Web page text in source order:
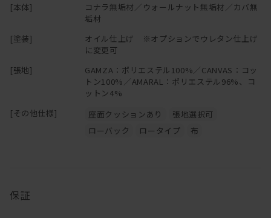
コナラ・カバ・ウォールナットなどの無垢材を贅沢に使用。
後ろ姿にも自信アリ
幅を広く取った背もたれは存在感があり、背面も見せたくなる佇ま
直線的なフレーム構造に対して、角はなだらかに整え、
手触りも見た目にも柔らかさをプラス。
後ろから見ても、横から見てもすっきりとしていて美しいソファで
[本体]
コナラ無垢材／ウォールナット無垢材／カバ無
垢材
[塗装]
オイル仕上げ ※オプションでウレタン仕上げ
に変更可
[張地]
GAMZA：ポリエステル100%／CANVAS：コッ
トン100%／AMARAL：ポリエステル96%、コ
ットン4%
[その他仕様]
座面クッションあり
張地選択可
ローバック
ロータイプ 布
保証